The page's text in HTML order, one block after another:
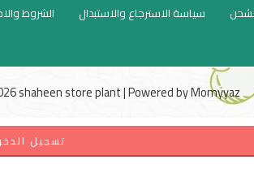
سياسة الاسترجاع والاستبدال الشروط
shaheen store plant | Powered byMomyyaz
تسجيل